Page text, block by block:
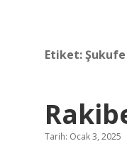
Etiket:
Tarih: Ocak 3, 2025